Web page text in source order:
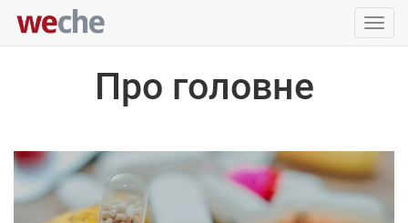
Про головне